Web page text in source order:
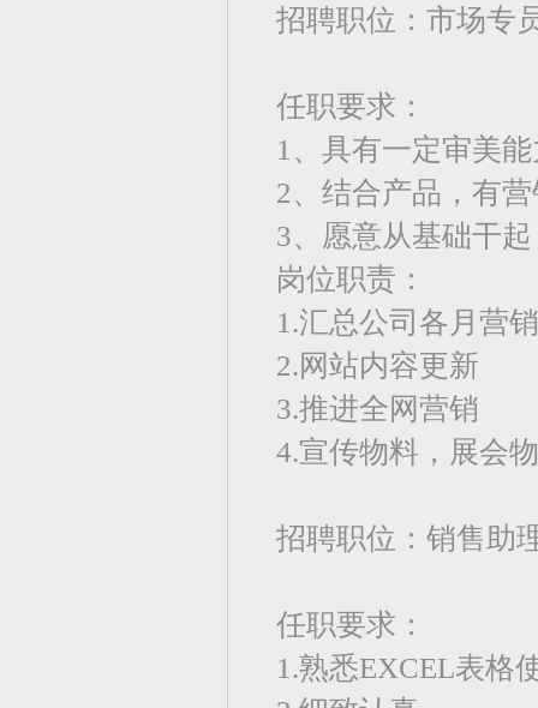
招聘职位：市场专
任职要求：
1、具有一定审美
2、结合产品，有
3、愿意从基础干
岗位职责：
1.汇总公司各月营
2.网站内容更新
3.推进全网营销
4.宣传物料，展会
招聘职位：销售助
任职要求：
1.熟悉EXCEL表格